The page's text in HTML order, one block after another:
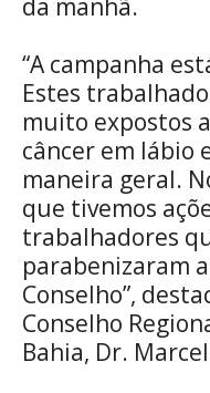
da manhã.
“A campanha
Estes
muito expostos
câncer em lábio
maneira geral.
que tivemos
trabalhadores
parabenizaram
Conselho”,
Conselho
Bahia, Dr.